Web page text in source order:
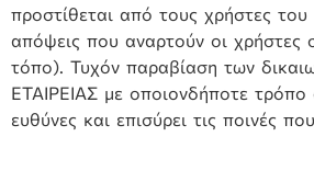
προστίθεται από τους χρήστες του
απόψεις που αναρτούν οι χρήστες
τόπο). Τυχόν παραβίαση των
ΕΤΑΙΡΕΙΑΣ με οποιονδήποτε τρόπο
ευθύνες και επισύρει τις ποινές